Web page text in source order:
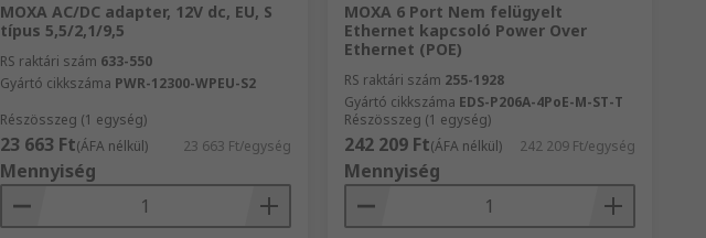
MOXA AC/DC adapter, 12V dc, EU, S
típus 5,5/2,1/9,5
RS raktári szám 633-550
Gyártó cikkszáma PWR-12300-WPEU-S2
Részösszeg (1 egység)
23 663 Ft(ÁFA nélkül) 23 663 Ft/egység
Mennyiség
MOXA 6 Port Nem felügyelt
Ethernet kapcsoló Power Over
Ethernet (POE)
RS raktári szám 255-1928
Gyártó cikkszáma EDS-P206A-4PoE-M-ST-T
Részösszeg (1 egység)
242 209 Ft(ÁFA nélkül) 242 209 Ft/egység
Mennyiség